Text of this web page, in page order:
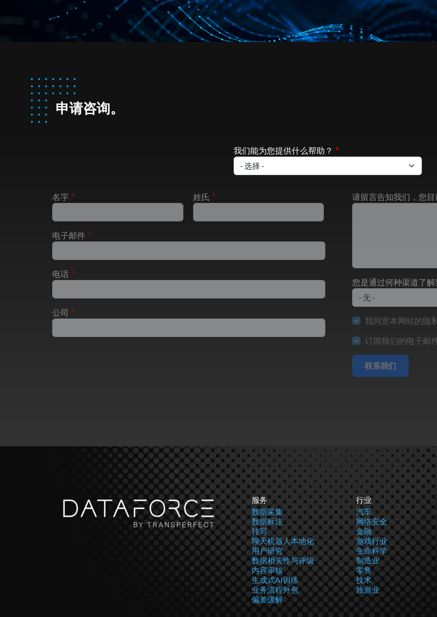
申请咨询。
我们能为您提供什么帮助？
名字 姓氏
电子邮件
电话
公司
请留言告知我们，您
您是通过何种渠道了
我同意本网站的隐
订阅我们的电子邮
联系我们
服务
数据采集
数据标注
转写
聊天机器人本地化
用户研究
数据相关性与评级
内容审核
生成式AI训练
业务流程外包
偏差缓解
行业
汽车
网络安全
金融
游戏行业
生命科学
制造业
零售
技术
旅游业